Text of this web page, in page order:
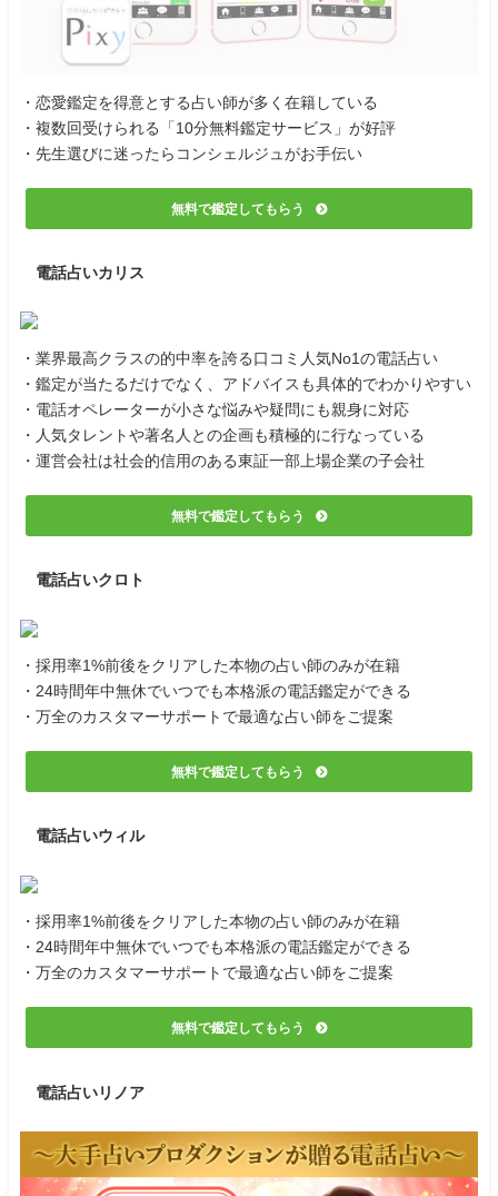
・恋愛鑑定を得意とする占い師が多く在籍している
・複数回受けられる「10分無料鑑定サービス」が好評
・先生選びに迷ったらコンシェルジュがお手伝い
無料で鑑定してもらう
電話占いカリス
・業界最高クラスの的中率を誇る口コミ人気No1の電話占い
・鑑定が当たるだけでなく、アドバイスも具体的でわかりやすい
・電話オペレーターが小さな悩みや疑問にも親身に対応
・人気タレントや著名人との企画も積極的に行なっている
・運営会社は社会的信用のある東証一部上場企業の子会社
無料で鑑定してもらう
電話占いクロト
・採用率1%前後をクリアした本物の占い師のみが在籍
・24時間年中無休でいつでも本格派の電話鑑定ができる
・万全のカスタマーサポートで最適な占い師をご提案
無料で鑑定してもらう
電話占いウィル
・採用率1%前後をクリアした本物の占い師のみが在籍
・24時間年中無休でいつでも本格派の電話鑑定ができる
・万全のカスタマーサポートで最適な占い師をご提案
無料で鑑定してもらう
電話占いリノア